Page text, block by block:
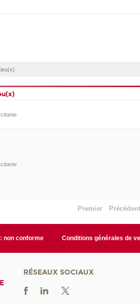
Premier Précédent
non conforme Conditions générales de
RÉSEAUX SOCIAUX